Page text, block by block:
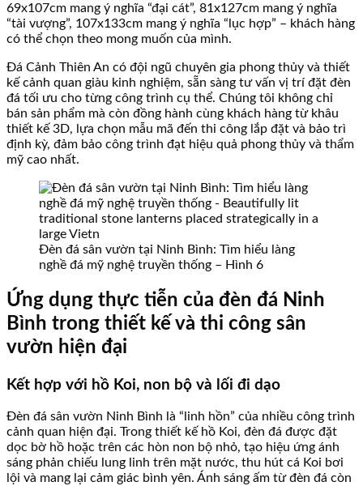
69x107cm mang ý nghĩa “đại cát”, 81x127cm mang ý nghĩa
“tài vượng”, 107x133cm mang ý nghĩa “lục hợp” – khách hàng
có thể chọn theo mong muốn của mình.
Đá Cảnh Thiên An có đội ngũ chuyên gia phong thủy và thiết
kế cảnh quan giàu kinh nghiệm, sẵn sàng tư vấn vị trí đặt đèn
đá tối ưu cho từng công trình cụ thể. Chúng tôi không chỉ
bán sản phẩm mà còn đồng hành cùng khách hàng từ khâu
thiết kế 3D, lựa chọn mẫu mã đến thi công lắp đặt và bảo trì
định kỳ, đảm bảo công trình đạt hiệu quả phong thủy và thẩm
mỹ cao nhất.
Đèn đá sân vườn tại Ninh Bình: Tìm hiểu làng
nghề đá mỹ nghệ truyền thống – Hình 6
Ứng dụng thực tiễn của đèn đá Ninh
Bình trong thiết kế và thi công sân
vườn hiện đại
Kết hợp với hồ Koi, non bộ và lối đi dạo
Đèn đá sân vườn Ninh Bình là “linh hồn” của nhiều công trình
cảnh quan hiện đại. Trong thiết kế hồ Koi, đèn đá được đặt
dọc bờ hồ hoặc trên các hòn non bộ nhỏ, tạo hiệu ứng ánh
sáng phản chiếu lung linh trên mặt nước, thu hút cá Koi bơi
lội và mang lại cảm giác bình yên. Ánh sáng ấm từ đèn đá còn